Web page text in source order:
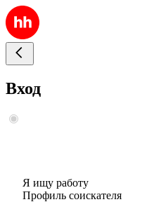
Вход
Я ищу работу
Профиль соискателя